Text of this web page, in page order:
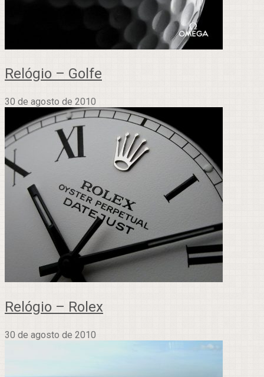
Relógio – Golfe
30 de agosto de 2010
Relógio – Rolex
30 de agosto de 2010